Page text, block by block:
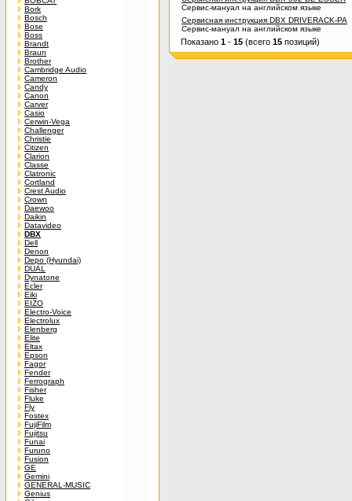
Bork
Bosch
Bose
Boss
Brandt
Braun
Brother
Cambridge Audio
Cameron
Candy
Canon
Carver
Casio
Cerwin-Vega
Challenger
Christie
Citizen
Clarion
Classe
Clatronic
Cortland
Crest Audio
Crown
Daewoo
Daikin
Datavideo
DBX
Dell
Denon
Depo (Hyundai)
DUAL
Dynatone
Ecler
Eiki
EIZO
Electro-Voice
Electrolux
Elenberg
Elite
Eltax
Epson
Fagor
Fender
Ferrograph
Fisher
Fluke
Fly
Fostex
FujiFilm
Fujitsu
Funai
Furuno
Fusion
GE
Gemini
GENERAL-MUSIC
Genius
Сервис-мануал на английском языке
Сервисная инструкция DBX DRIVERACK-PA
Сервис-мануал на английском языке
Показано 1 - 15 (всего 15 позиций)